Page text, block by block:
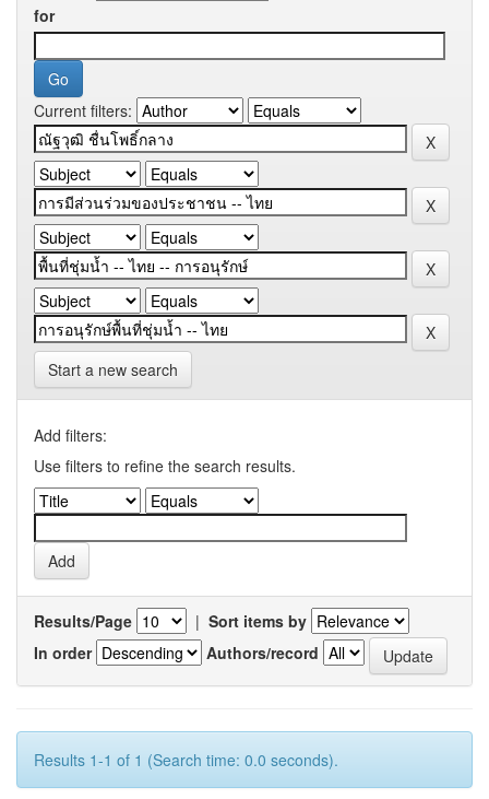
for
Current filters:
Start a new search
Add filters:
Use filters to refine the search results.
Results/Page | Sort items by
In order
Authors/record
Results 1-1 of 1 (Search time: 0.0 seconds).